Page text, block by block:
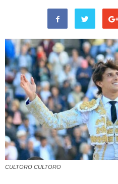
CULTORO CULTORO